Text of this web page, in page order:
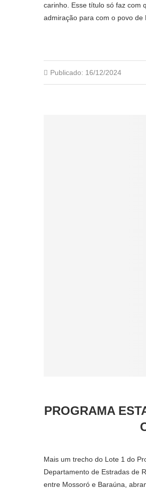
carinho. Esse título só faz com
admiração para com o povo de
Publicado: 16/12/2024
PROGRAMA
Mais um trecho do Lote 1 do
Departamento de Estradas de
entre Mossoró e Baraúna,